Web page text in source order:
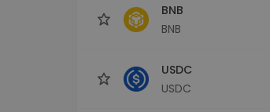
BNB
BNB
USDC
USDC